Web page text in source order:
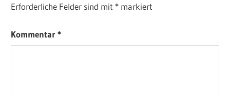
Erforderliche Felder sind mit * markiert
Kommentar*